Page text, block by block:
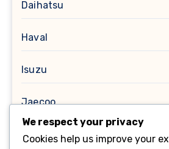
Daihatsu
Haval
Isuzu
Jaecoo
Maxus
We respect your privacy
Cookies help us improve your